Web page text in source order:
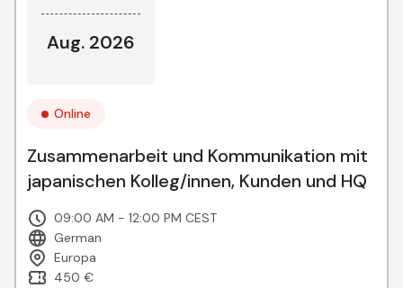
Aug. 2026
Online
Zusammenarbeit und Kommunikation mit
japanischen Kolleg/innen, Kunden und HQ
09:00 AM - 12:00 PM CEST
German
Europa
450 €